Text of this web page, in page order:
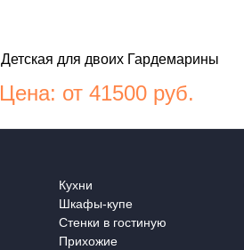
Детская для двоих Гардемарины
Цена: от 41500 руб.
Кухни
Шкафы-купе
Стенки в гостиную
Прихожие